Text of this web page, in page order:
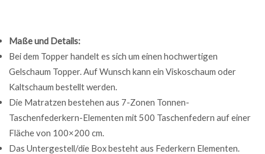
Maße und Details:
Bei dem Topper handelt es sich um einen hochwertigen
Gelschaum Topper. Auf Wunsch kann ein Viskoschaum oder
Kaltschaum bestellt werden.
Die Matratzen bestehen aus 7-Zonen Tonnen-
Taschenfederkern-Elementen mit 500 Taschenfedern auf einer
Fläche von 100×200 cm.
Das Untergestell/die Box besteht aus Federkern Elementen.